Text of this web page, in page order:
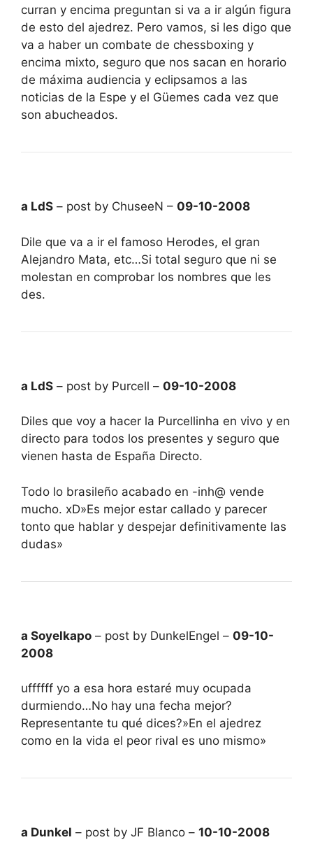
curran y encima preguntan si va a ir algún figura
de esto del ajedrez. Pero vamos, si les digo que
va a haber un combate de chessboxing y
encima mixto, seguro que nos sacan en horario
de máxima audiencia y eclipsamos a las
noticias de la Espe y el Güemes cada vez que
son abucheados.
a LdS – post by ChuseeN – 09-10-2008
Dile que va a ir el famoso Herodes, el gran
Alejandro Mata, etc…Si total seguro que ni se
molestan en comprobar los nombres que les
des.
a LdS – post by Purcell – 09-10-2008
Diles que voy a hacer la Purcellinha en vivo y en
directo para todos los presentes y seguro que
vienen hasta de España Directo.
Todo lo brasileño acabado en -inh@ vende
mucho. xD»Es mejor estar callado y parecer
tonto que hablar y despejar definitivamente las
dudas»
a Soyelkapo – post by DunkelEngel – 09-10-
2008
uffffff yo a esa hora estaré muy ocupada
durmiendo…No hay una fecha mejor?
Representante tu qué dices?»En el ajedrez
como en la vida el peor rival es uno mismo»
a Dunkel – post by JF Blanco – 10-10-2008